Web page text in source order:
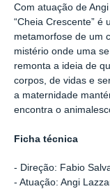
Com atuação de
“Cheia Crescente” é
metamorfose de um
mistério onde uma
remonta a ideia de
corpos, de vidas e
a maternidade
encontra o
Ficha técnica
- Direção: Fabio
- Atuação: Angi